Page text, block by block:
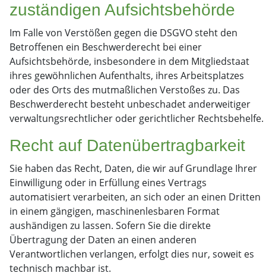
zuständigen Aufsichts­behörde
Im Falle von Verstößen gegen die DSGVO steht den
Betroffenen ein Beschwerderecht bei einer
Aufsichtsbehörde, insbesondere in dem Mitgliedstaat
ihres gewöhnlichen Aufenthalts, ihres Arbeitsplatzes
oder des Orts des mutmaßlichen Verstoßes zu. Das
Beschwerderecht besteht unbeschadet anderweitiger
verwaltungsrechtlicher oder gerichtlicher Rechtsbehelfe.
Recht auf Daten­übertrag­barkeit
Sie haben das Recht, Daten, die wir auf Grundlage Ihrer
Einwilligung oder in Erfüllung eines Vertrags
automatisiert verarbeiten, an sich oder an einen Dritten
in einem gängigen, maschinenlesbaren Format
aushändigen zu lassen. Sofern Sie die direkte
Übertragung der Daten an einen anderen
Verantwortlichen verlangen, erfolgt dies nur, soweit es
technisch machbar ist.